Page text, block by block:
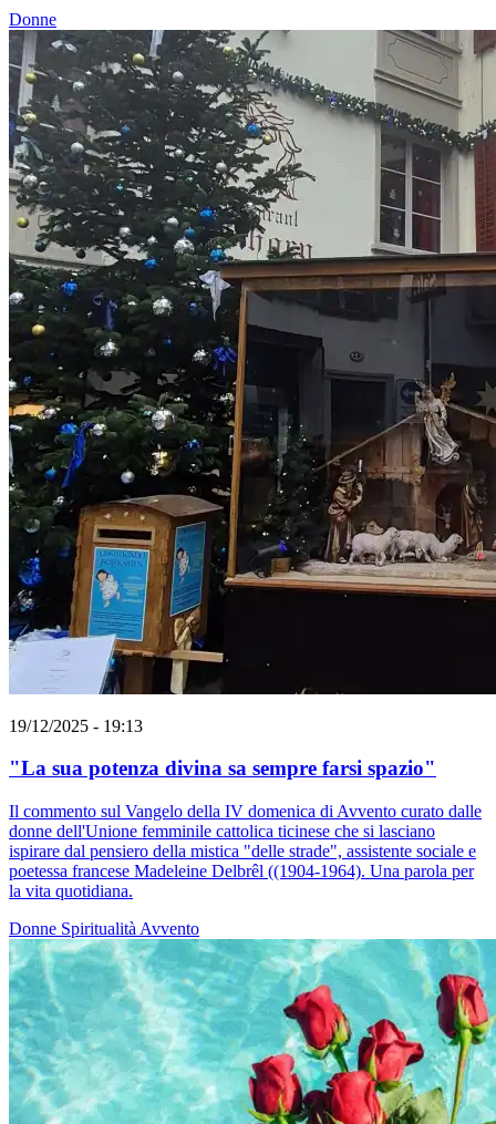
Donne
19/12/2025 - 19:13
"La sua potenza divina sa sempre farsi spazio"
Il commento sul Vangelo della IV domenica di Avvento curato dalle
donne dell'Unione femminile cattolica ticinese che si lasciano
ispirare dal pensiero della mistica "delle strade", assistente sociale e
poetessa francese Madeleine Delbrêl ((1904-1964). Una parola per
la vita quotidiana.
Donne Spiritualità Avvento